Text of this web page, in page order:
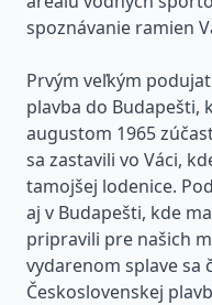
spoznávanie ramien
Prvým veľkým
plavba do Budapešti,
augustom 1965
sa zastavili vo Váci,
tamojšej lodenice.
aj v Budapešti, kde
pripravili pre našich
vydarenom splave sa
Československej